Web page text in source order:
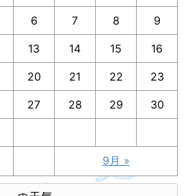
6 7 8 9
13 14 15 16
20 21 22 23
27 28 29 30
9月 »